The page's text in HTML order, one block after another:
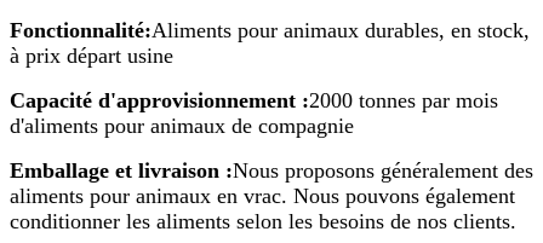
Fonctionnalité:Aliments pour animaux durables, en stock,
à prix départ usine
Capacité d'approvisionnement :2000 tonnes par mois
d'aliments pour animaux de compagnie
Emballage et livraison :Nous proposons généralement des
aliments pour animaux en vrac. Nous pouvons également
conditionner les aliments selon les besoins de nos clients.